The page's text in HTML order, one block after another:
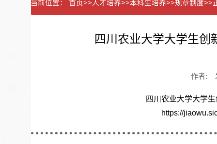
当前位置：首页>>人才培养>>本科生培养>>规章制度>>
四川农业大学大学生
作者:
四川农业大学大学
https://